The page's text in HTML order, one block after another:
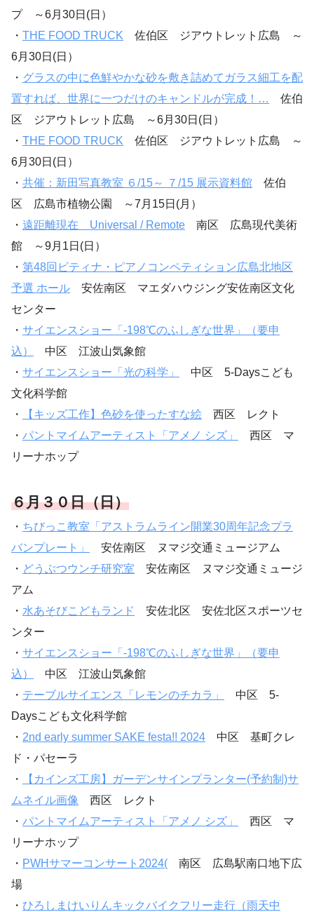
プ ～6月30日(日）
・ THE FOOD TRUCK 佐伯区 ジアウトレット広島 ～
6月30日(日）
・ グラスの中に色鮮やかな砂を敷き詰めてガラス細工を配
置すれば、世界に一つだけのキャンドルが完成！…
佐伯
区 ジアウトレット広島 ～6月30日(日）
・ THE FOOD TRUCK 佐伯区 ジアウトレット広島 ～
6月30日(日）
・ 共催：新田写真教室 ６/15～ ７/15 展示資料館 佐伯
区 広島市植物公園 ～7月15日(月）
・ 遠距離現在 Universal / Remote 南区 広島現代美術
館 ～9月1日(日）
・ 第48回ピティナ・ピアノコンペティション広島北地区
予選 ホール 安佐南区 マエダハウジング安佐南区文化
センター
・ サイエンスショー「-198℃のふしぎな世界」（要申
込）
中区 江波山気象館
・ サイエンスショー「光の科学」
中区 5-Daysこども
文化科学館
・
【キッズ工作】色砂を使ったすな絵 西区 レクト
・ パントマイムアーティスト「アメノ シズ」
西区 マ
リーナホップ
６月３０日（日）
・ ちびっこ教室「アストラムライン開業30周年記念プラ
バンプレート」
安佐南区 ヌマジ交通ミュージアム
・ どうぶつウンチ研究室 安佐南区 ヌマジ交通ミュージ
アム
・ 水あそびこどもランド
安佐北区 安佐北区スポーツセ
ンター
・ サイエンスショー「-198℃のふしぎな世界」（要申
込）
中区 江波山気象館
・ テーブルサイエンス「レモンのチカラ」
中区 5-
Daysこども文化科学館
・ 2nd early summer SAKE festa!! 2024 中区 基町クレ
ド・パセーラ
・
【カインズ工房】ガーデンサインプランター(予約制)サ
ムネイル画像
西区 レクト
・ パントマイムアーティスト「アメノ シズ」
西区 マ
リーナホップ
・ PWHサマーコンサート2024( 南区 広島駅南口地下広
場
・ ひろしまけいりんキックバイクフリー走行（雨天中